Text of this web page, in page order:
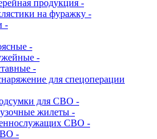
продукция -
на фуражку -
-
-
-
-
для спецоперации
для СВО -
жилеты -
СВО -
-